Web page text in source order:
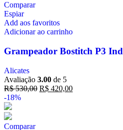
Comparar
Espiar
Add aos favoritos
Adicionar ao carrinho
Grampeador Bostitch P3 Ind
Alicates
Avaliação 3.00 de 5
R$530,00 R$ 420,00
-18%
Comparar